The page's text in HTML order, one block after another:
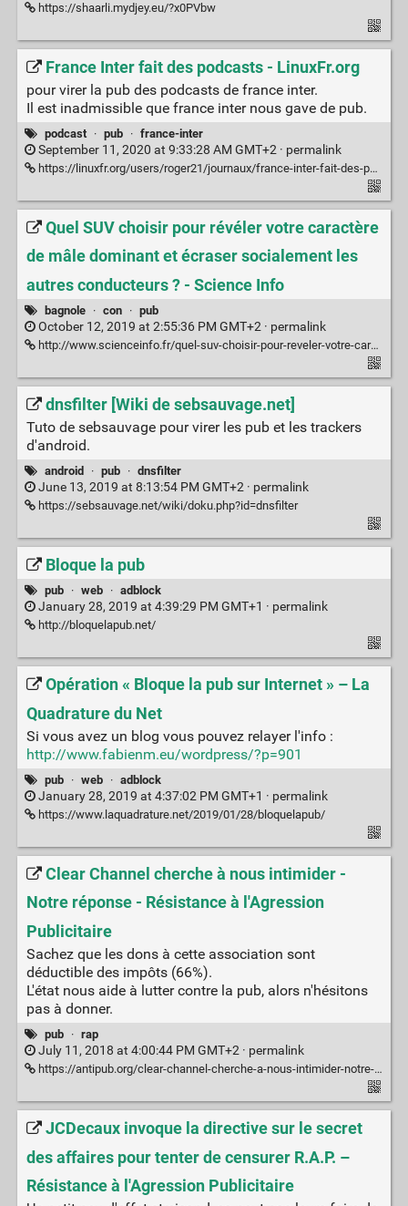
https://shaarli.mydjey.eu/?x0PVbw
France Inter fait des podcasts - LinuxFr.org
pour virer la pub des podcasts de france inter.
Il est inadmissible que france inter nous gave de pub.
podcast · pub · france-inter
September 11, 2020 at 9:33:28 AM GMT+2 · permalink
https://linuxfr.org/users/roger21/journaux/france-inter-fait-des-podcasts
Quel SUV choisir pour révéler votre caractère
de mâle dominant et écraser socialement les
autres conducteurs ? - Science Info
bagnole · con · pub
October 12, 2019 at 2:55:36 PM GMT+2 · permalink
http://www.scienceinfo.fr/quel-suv-choisir-pour-reveler-votre-caractere-de-male-dominant-et-ecraser-socialement-les-autres-conducteurs/
dnsfilter [Wiki de sebsauvage.net]
Tuto de sebsauvage pour virer les pub et les trackers
d'android.
android · pub · dnsfilter
June 13, 2019 at 8:13:54 PM GMT+2 · permalink
https://sebsauvage.net/wiki/doku.php?id=dnsfilter
Bloque la pub
pub · web · adblock
January 28, 2019 at 4:39:29 PM GMT+1 · permalink
http://bloquelapub.net/
Opération « Bloque la pub sur Internet » – La
Quadrature du Net
Si vous avez un blog vous pouvez relayer l'info :
http://www.fabienm.eu/wordpress/?p=901
pub · web · adblock
January 28, 2019 at 4:37:02 PM GMT+1 · permalink
https://www.laquadrature.net/2019/01/28/bloquelapub/
Clear Channel cherche à nous intimider -
Notre réponse - Résistance à l'Agression
Publicitaire
Sachez que les dons à cette association sont
déductible des impôts (66%).
L'état nous aide à lutter contre la pub, alors n'hésitons
pas à donner.
pub · rap
July 11, 2018 at 4:00:44 PM GMT+2 · permalink
https://antipub.org/clear-channel-cherche-a-nous-intimider-notre-reponse/
JCDecaux invoque la directive sur le secret
des affaires pour tenter de censurer R.A.P. –
Résistance à l'Agression Publicitaire